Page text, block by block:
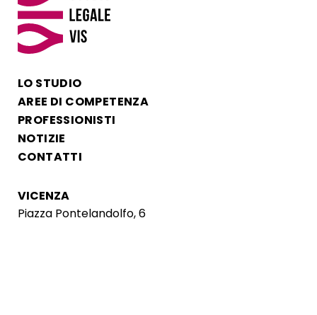
LO STUDIO
AREE DI COMPETENZA
PROFESSIONISTI
NOTIZIE
CONTATTI
VICENZA
Piazza Pontelandolfo, 6